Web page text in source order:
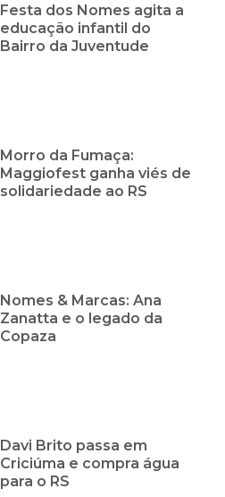
Festa dos Nomes agita a
educação infantil do
Bairro da Juventude
Morro da Fumaça:
Maggiofest ganha viés de
solidariedade ao RS
Nomes & Marcas: Ana
Zanatta e o legado da
Copaza
Davi Brito passa em
Criciúma e compra água
para o RS